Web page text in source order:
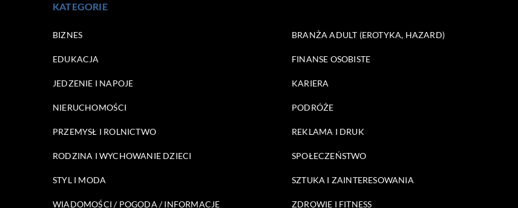
KATEGORIE
BIZNES BRANŻA ADULT (EROTYKA, HAZARD)
EDUKACJA FINANSE OSOBISTE
JEDZENIE I NAPOJE KARIERA
NIERUCHOMOŚCI PODRÓŻE
PRZEMYSŁ I ROLNICTWO REKLAMA I DRUK
RODZINA I WYCHOWANIE DZIECI SPOŁECZEŃSTWO
STYL I MODA SZTUKA I ZAINTERESOWANIA
WIADOMOŚCI / POGODA / INFORMACJE ZDROWIE I FITNESS